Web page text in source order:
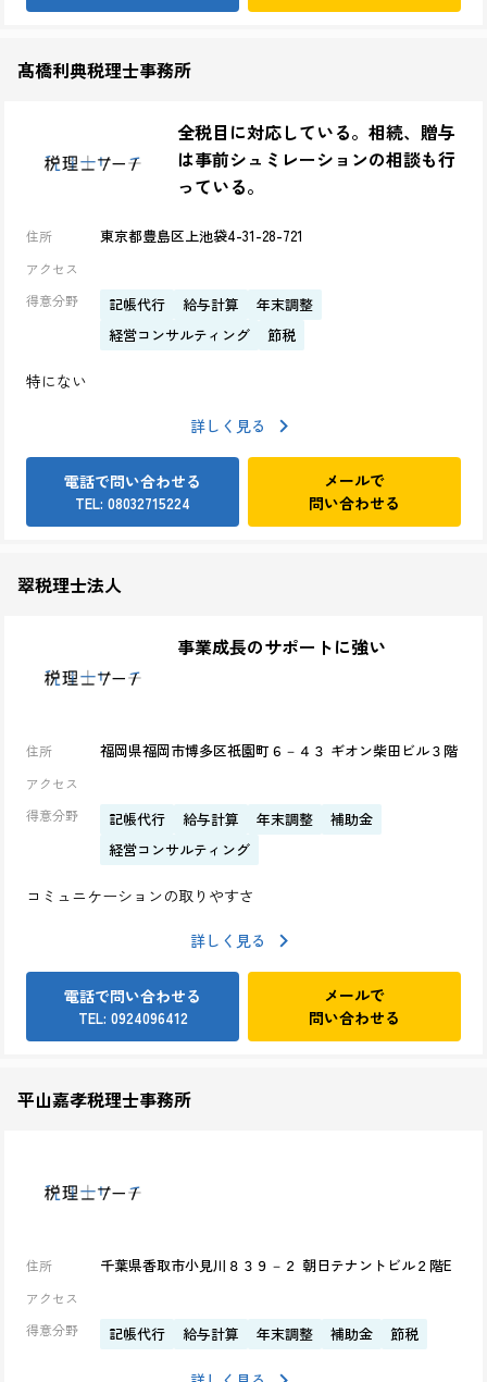
髙橋利典税理士事務所
全税目に対応している。相続、贈与
は事前シュミレーションの相談も行
っている。
住所 東京都豊島区上池袋4-31-28-721
アクセス
得意分野
記帳代行 給与計算
年末調整
経営コンサルティング
節税
特にない
詳しく見る
電話で問い合わせる
TEL: 08032715224
メールで
問い合わせる
翠税理士法人
事業成長のサポートに強い
住所 福岡県福岡市博多区祇園町６－４３ ギオン柴田ビル３階
アクセス
得意分野
記帳代行 給与計算 年末調整
補助金
経営コンサルティング
コミュニケーションの取りやすさ
詳しく見る
電話で問い合わせる
TEL: 0924096412
メールで
問い合わせる
平山嘉孝税理士事務所
住所 千葉県香取市小見川８３９－２ 朝日テナントビル２階E
アクセス
得意分野
記帳代行 給与計算 年末調整 補助金 節税